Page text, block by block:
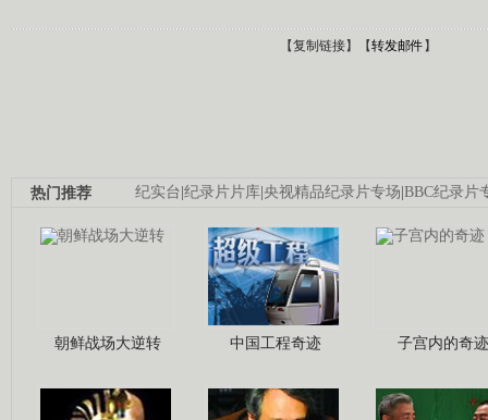
【复制链接】【转发邮件 】
纪实台 纪录片片库 央视精品纪录片专场 BBC纪录片
热门推荐
朝鲜战场大逆转 中国工程奇迹 子宫内的奇迹